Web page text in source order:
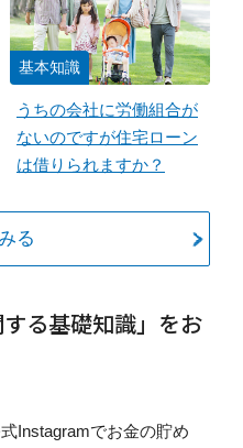
基本知識
うちの会社に労働組合が
ないのですが住宅ローン
は借りられますか？
る
る基礎知識」をお
Instagramでお金の貯め